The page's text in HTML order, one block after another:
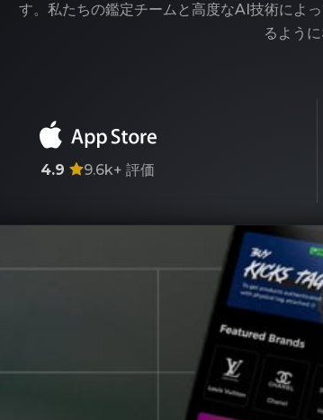
す。私たちの鑑定チームと高度なAI技術によ
るように
4.9 9.6k+ 評価